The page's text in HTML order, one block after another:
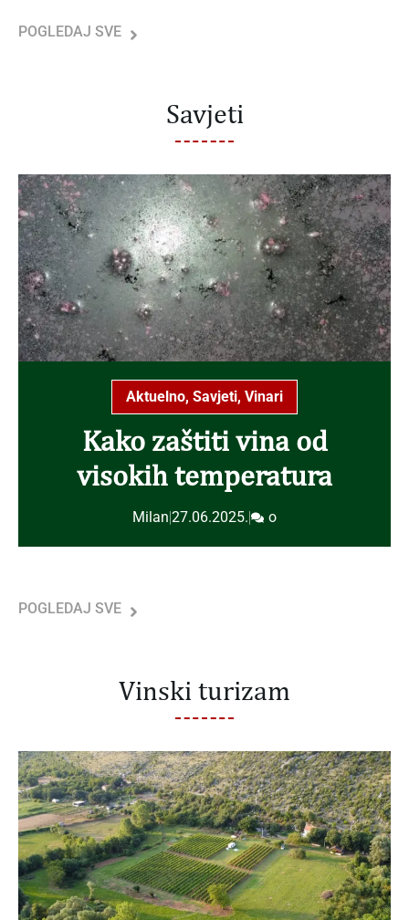
POGLEDAJ SVE
Savjeti
Aktuelno, Savjeti, Vinari
Kako zaštiti vina od
visokih temperatura
Milan|27.06.2025.| o
POGLEDAJ SVE
Vinski turizam